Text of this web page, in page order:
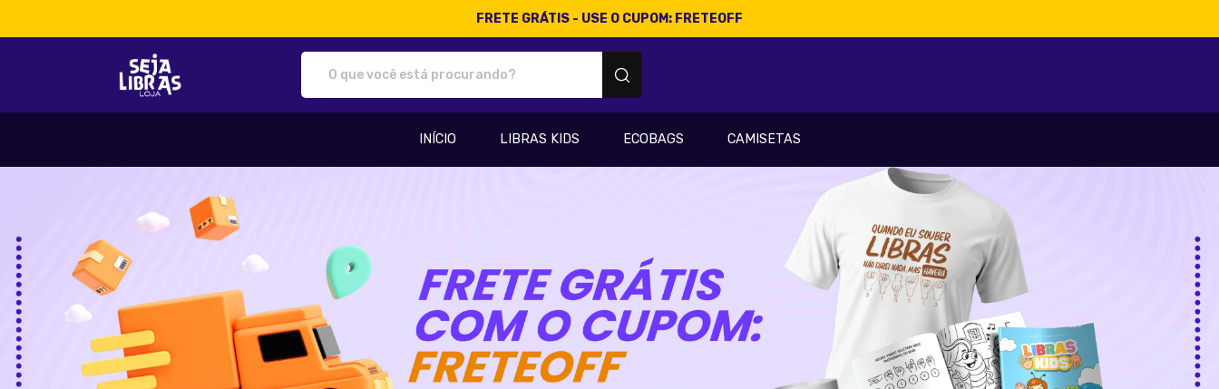
FRETE GRÁTIS - USE O CUPOM: FRETEOFF
INÍCIO LIBRAS KIDS ECOBAGS CAMISETAS